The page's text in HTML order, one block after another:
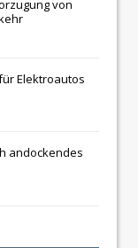
von
Elektroautos
andockendes